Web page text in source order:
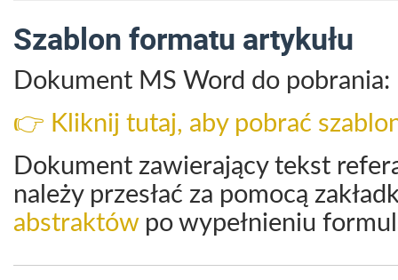
Szablon formatu artykułu
Dokument MS Word do pobrania:
👉 Kliknij tutaj, aby pobrać
Dokument zawierający tekst
należy przesłać za pomocą
abstraktów po wypełnieniu